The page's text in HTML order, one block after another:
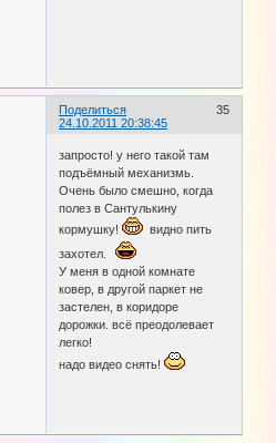
Поделиться
35
24.10.2011 20:38:45
запросто! у него такой там
подъёмный механизмь.
Очень было смешно, когда
полез в Сантулькину
кормушку!
видно пить
захотел.
У меня в одной комнате
ковер, в другой паркет не
застелен, в коридоре
дорожки. всё преодолевает
легко!
надо видео снять!